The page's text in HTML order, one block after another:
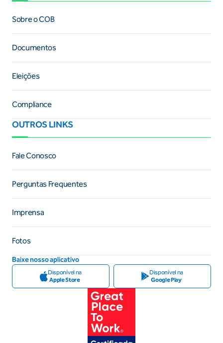
Sobre o COB
Documentos
Eleições
Compliance
OUTROS LINKS
Fale Conosco
Perguntas Frequentes
Imprensa
Fotos
Baixe nosso aplicativo
Disponível na
Apple Store
Disponível na
Google Play